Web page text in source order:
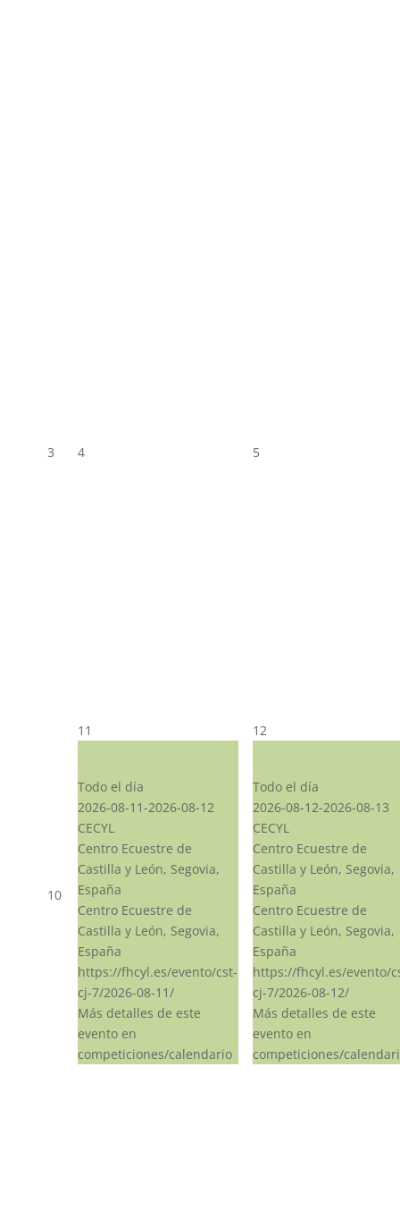
3 4 5
10
11
Todo el día
2026-08-11-2026-08-12
CECYL
Centro Ecuestre de
Castilla y León, Segovia,
España
Centro Ecuestre de
Castilla y León, Segovia,
España
https://fhcyl.es/evento/cst-
cj-7/2026-08-11/
Más detalles de este
evento en
competiciones/calendario
12
Todo el día
2026-08-12-2026-08-13
CECYL
Centro Ecuestre de
Castilla y León, Segovia,
España
Centro Ecuestre de
Castilla y León, Segovia,
España
https://fhcyl.es/evento/
cj-7/2026-08-12/
Más detalles de este
evento en
competiciones/